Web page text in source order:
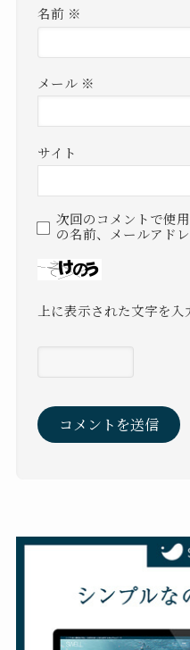
名前 ※
メール ※
サイト
次回のコメントで使
の名前、メールアド
上に表示された文字を入